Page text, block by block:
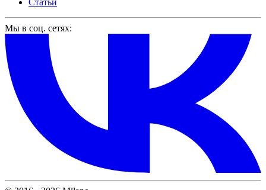
Мы в соц. сетях: